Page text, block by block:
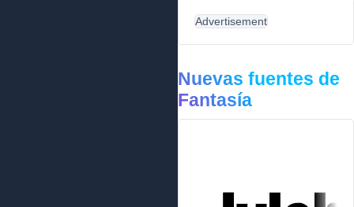
Advertisement
Nuevas fuentes de
Fantasía